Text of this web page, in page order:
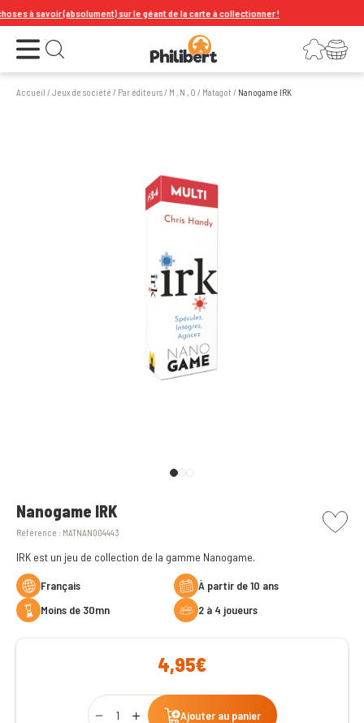
à savoir (absolument) sur le géant de la carte à collectionner !
Ouvrir le menu Ouvrir la recherche Connexion
Votre panier
Accueil /Jeux de société / Par éditeurs/ M , N , O / Matagot / Nanogame IRK
Nanogame IRK
Référence : MATNAN004443
picto
IRK est un jeu de collection de la gamme Nanogame.
Français
à partir de 10 ans
moins de 30mn
2 à 4 joueurs
4,95€
Qty
Ajouter au panier